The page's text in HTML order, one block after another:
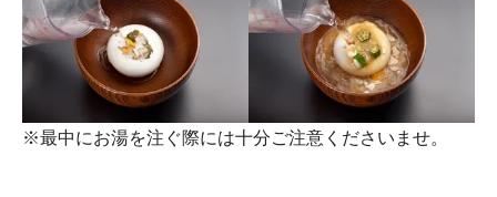
※最中にお湯を注ぐ際には十分ご注意くださいませ。